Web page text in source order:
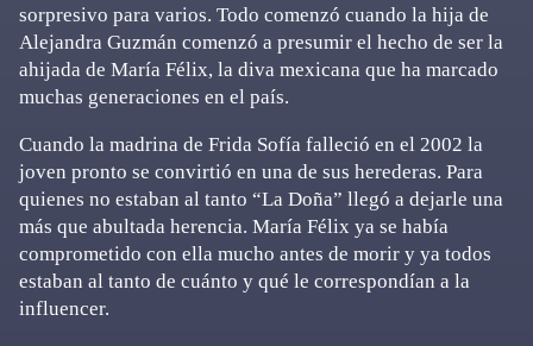
sorpresivo para varios. Todo comenzó cuando la hija de
Alejandra Guzmán comenzó a presumir el hecho de ser la
ahijada de María Félix, la diva mexicana que ha marcado
muchas generaciones en el país.
Cuando la madrina de Frida Sofía falleció en el 2002 la
joven pronto se convirtió en una de sus herederas. Para
quienes no estaban al tanto “La Doña” llegó a dejarle una
más que abultada herencia. María Félix ya se había
comprometido con ella mucho antes de morir y ya todos
estaban al tanto de cuánto y qué le correspondían a la
influencer.